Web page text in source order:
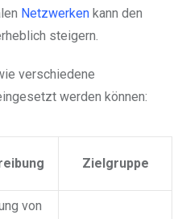
Netzwerken kann den
steigern.
verschiedene
werden können:
Zielgruppe
von